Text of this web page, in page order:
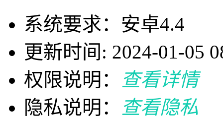
系统要求：安卓4.4
更新时间: 2024-01-05
权限说明：
查看详情
隐私说明：
查看隐私